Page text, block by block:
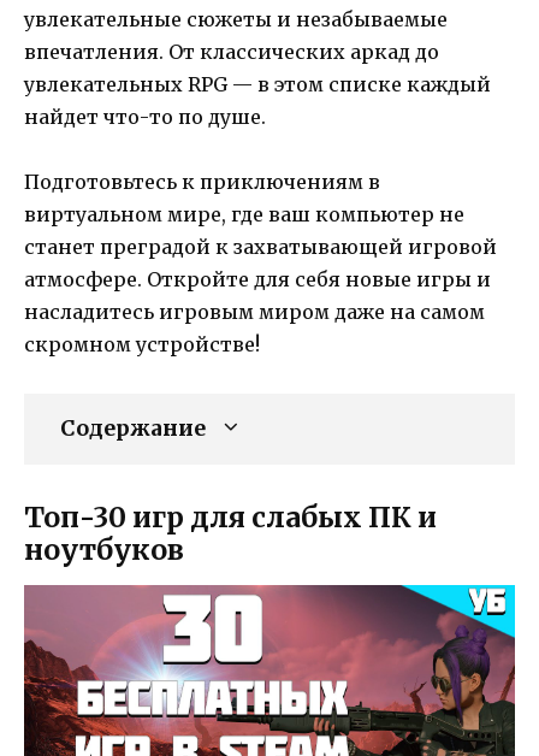
увлекательные сюжеты и незабываемые
впечатления. От классических аркад до
увлекательных RPG — в этом списке каждый
найдет что-то по душе.
Подготовьтесь к приключениям в
виртуальном мире, где ваш компьютер не
станет преградой к захватывающей игровой
атмосфере. Откройте для себя новые игры и
насладитесь игровым миром даже на самом
скромном устройстве!
Содержание
Топ-30 игр для слабых ПК и
ноутбуков